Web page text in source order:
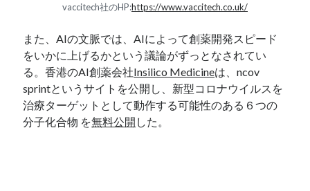
vaccitech社のHP:https://www.vaccitech.co.uk/
また、AIの文脈では、AIによって創薬開発スピード
をいかに上げるかという議論がずっとなされてい
る。香港のAI創薬会社Insilico Medicineは、ncov
sprintというサイトを公開し、新型コロナウイルスを
治療ターゲットとして動作する可能性のある６つの
分子化合物 を無料公開 した。